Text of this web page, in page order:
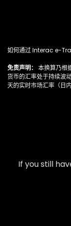
如何通过 Interac e-
免责声明： 本换算乃根
货币的汇率处于持续波
天的实时市场汇率（日
If you still